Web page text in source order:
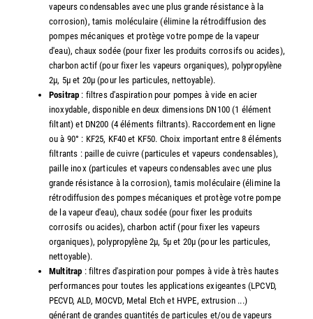
vapeurs condensables avec une plus grande résistance à la
corrosion), tamis moléculaire (élimine la rétrodiffusion des
pompes mécaniques et protège votre pompe de la vapeur
d'eau), chaux sodée (pour fixer les produits corrosifs ou acides),
charbon actif (pour fixer les vapeurs organiques), polypropylène
2µ, 5µ et 20µ (pour les particules, nettoyable).
Positrap : filtres d'aspiration pour pompes à vide en acier
inoxydable, disponible en deux dimensions DN100 (1 élément
filtant) et DN200 (4 éléments filtrants). Raccordement en ligne
ou à 90° : KF25, KF40 et KF50. Choix important entre 8 éléments
filtrants : paille de cuivre (particules et vapeurs condensables),
paille inox (particules et vapeurs condensables avec une plus
grande résistance à la corrosion), tamis moléculaire (élimine la
rétrodiffusion des pompes mécaniques et protège votre pompe
de la vapeur d'eau), chaux sodée (pour fixer les produits
corrosifs ou acides), charbon actif (pour fixer les vapeurs
organiques), polypropylène 2µ, 5µ et 20µ (pour les particules,
nettoyable).
Multitrap : filtres d'aspiration pour pompes à vide à très hautes
performances pour toutes les applications exigeantes (LPCVD,
PECVD, ALD, MOCVD, Metal Etch et HVPE, extrusion ...)
générant de grandes quantités de particules et/ou de vapeurs